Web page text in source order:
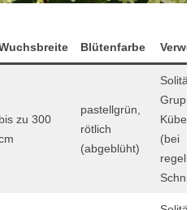
Blütenfarbe
bis zu 300
pastellgrün,
rötlich
(abgeblüht)
(bei